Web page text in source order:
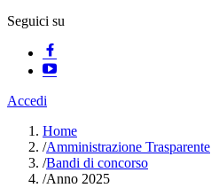
Seguici su
Accedi
Home
/Amministrazione Trasparente
/Bandi di concorso
/Anno 2025